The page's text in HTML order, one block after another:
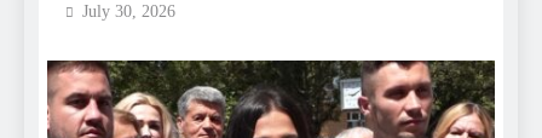
July 30, 2026